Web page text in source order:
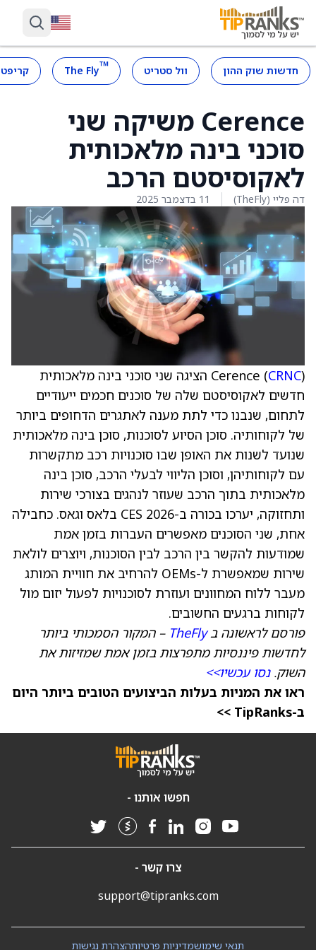
חדשות שוק ההון וול סטריט ™
The Fly
Cerence משיקה שני
סוכני בינה מלאכותית
לאקוסיסטם הרכב
דה פליי (TheFly) 11 בדצמבר 2025
Cerence (CRNC
) הציגה שני סוכני בינה מלאכותית
חדשים לאקוסיסטם שלה של סוכנים חכמים ייעודיים
לתחום, שנבנו כדי לתת מענה לאתגרים הדחופים ביותר
של לקוחותיה. סוכן הסיוע לסוכנות, סוכן בינה מלאכותית
שנועד לשנות את האופן שבו סוכנויות רכב מתקשרות
עם לקוחותיהן, וסוכן הליווי לבעלי הרכב, סוכן בינה
מלאכותית בתוך הרכב שעוזר לנהגים בצורכי שירות
ותחזוקה, יערכו בכורה ב-CES 2026 בלאס וגאס. כחבילה
אחת, שני הסוכנים מאפשרים העברות בזמן אמת
שמודעות להקשר בין הרכב לבין הסוכנות, ויוצרים לולאת
שירות שמאפשרת ל-OEMs להרחיב את חוויית המותג
מעבר ללוח המחוונים ועוזרת לסוכנויות לפעול יזום מול
לקוחות ברגעים החשובים.
פורסם לראשונה בTheFly – המקור הסמכותי ביותר
לחדשות פיננסיות מתפרצות בזמן אמת שמזיזות את
השוק.נסו עכשיו>>
ראו את המניות בעלות הביצועים הטובים ביותר היום
ב-TipRanks >>
חפשו אותנו -
צרו קשר -
support@tipranks.com
הצהרת נגישותמדיניות פרטיותתנאי שימוש